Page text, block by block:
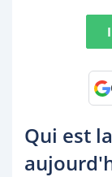
Qui est